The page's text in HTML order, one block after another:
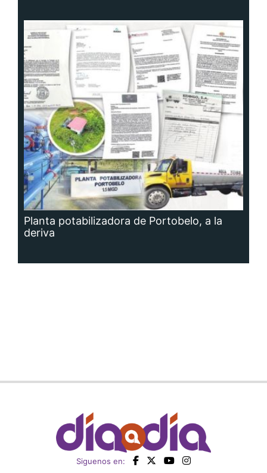
Planta potabilizadora de Portobelo, a la
deriva
Siguenos en: